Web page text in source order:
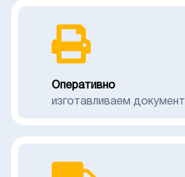
Оперативно
изготавливаем документ